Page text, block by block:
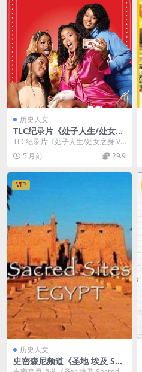
历史人文
TLC纪录片《处子人生/处女之
身 Virgins 2025》第一季全6
集 英语中英双字 无水印纯净
版 1080P/MKV/10.8G 年过三
TLC纪录片《处子人生/处女之身 Vir
gins 2025》第一季全6集详情 T...
5 月前 29.9
VIP
历史人文
史密森尼频道《圣地 埃及 Sac